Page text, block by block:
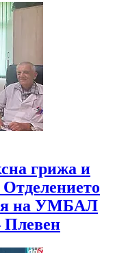
грижа и
на УМБАЛ
Плевен